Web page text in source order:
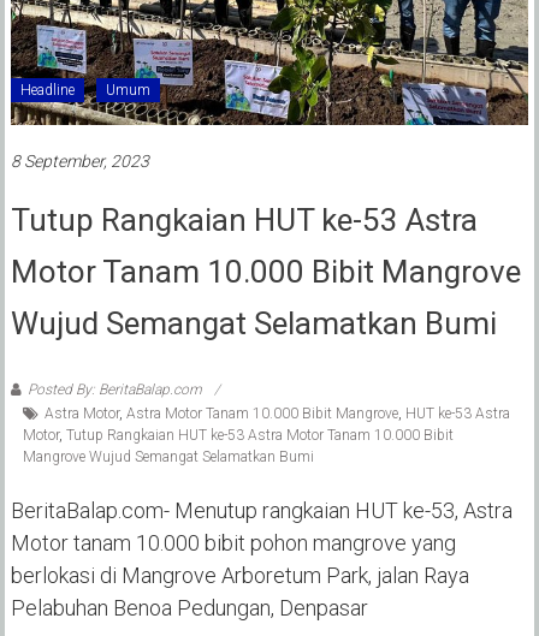
Headline Umum
8 September, 2023
Tutup Rangkaian HUT ke-53 Astra
Motor Tanam 10.000 Bibit Mangrove
Wujud Semangat Selamatkan Bumi
Posted By: BeritaBalap.com
Astra Motor, Astra Motor Tanam 10.000 Bibit Mangrove, HUT ke-53 Astra
Motor, Tutup Rangkaian HUT ke-53 Astra Motor Tanam 10.000 Bibit
Mangrove Wujud Semangat Selamatkan Bumi
BeritaBalap.com- Menutup rangkaian HUT ke-53, Astra
Motor tanam 10.000 bibit pohon mangrove yang
berlokasi di Mangrove Arboretum Park, jalan Raya
Pelabuhan Benoa Pedungan, Denpasar